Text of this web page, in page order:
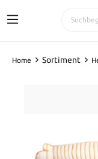
Home Sortiment